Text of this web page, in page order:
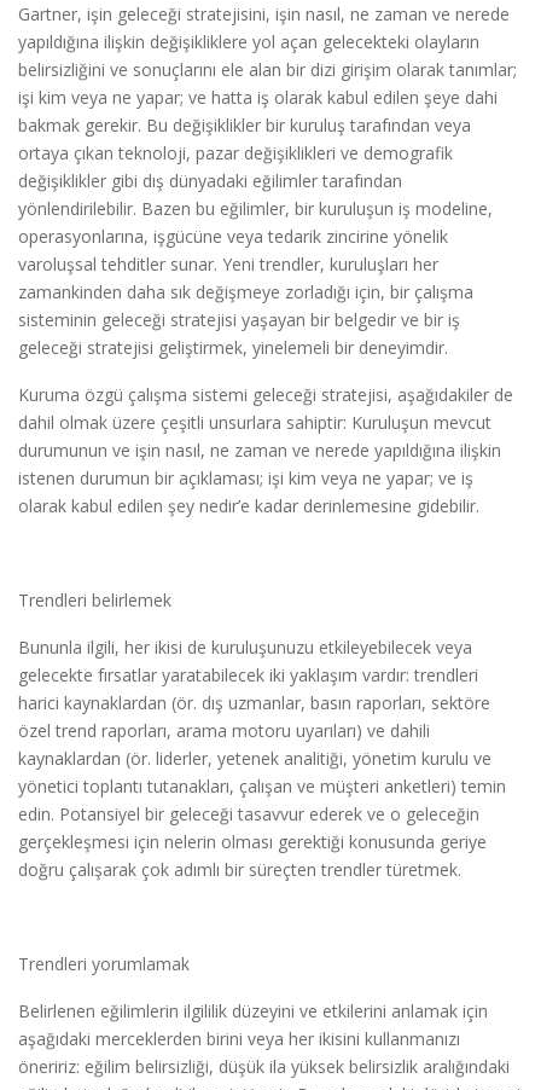
Gartner, işin geleceği stratejisini, işin nasıl, ne zaman ve nerede
yapıldığına ilişkin değişikliklere yol açan gelecekteki olayların
belirsizliğini ve sonuçlarını ele alan bir dizi girişim olarak tanımlar;
işi kim veya ne yapar; ve hatta iş olarak kabul edilen şeye dahi
bakmak gerekir. Bu değişiklikler bir kuruluş tarafından veya
ortaya çıkan teknoloji, pazar değişiklikleri ve demografik
değişiklikler gibi dış dünyadaki eğilimler tarafından
yönlendirilebilir. Bazen bu eğilimler, bir kuruluşun iş modeline,
operasyonlarına, işgücüne veya tedarik zincirine yönelik
varoluşsal tehditler sunar. Yeni trendler, kuruluşları her
zamankinden daha sık değişmeye zorladığı için, bir çalışma
sisteminin geleceği stratejisi yaşayan bir belgedir ve bir iş
geleceği stratejisi geliştirmek, yinelemeli bir deneyimdir.
Kuruma özgü çalışma sistemi geleceği stratejisi, aşağıdakiler de
dahil olmak üzere çeşitli unsurlara sahiptir: Kuruluşun mevcut
durumunun ve işin nasıl, ne zaman ve nerede yapıldığına ilişkin
istenen durumun bir açıklaması; işi kim veya ne yapar; ve iş
olarak kabul edilen şey nedir’e kadar derinlemesine gidebilir.
Trendleri belirlemek
Bununla ilgili, her ikisi de kuruluşunuzu etkileyebilecek veya
gelecekte fırsatlar yaratabilecek iki yaklaşım vardır: trendleri
harici kaynaklardan (ör. dış uzmanlar, basın raporları, sektöre
özel trend raporları, arama motoru uyarıları) ve dahili
kaynaklardan (ör. liderler, yetenek analitiği, yönetim kurulu ve
yönetici toplantı tutanakları, çalışan ve müşteri anketleri) temin
edin. Potansiyel bir geleceği tasavvur ederek ve o geleceğin
gerçekleşmesi için nelerin olması gerektiği konusunda geriye
doğru çalışarak çok adımlı bir süreçten trendler türetmek.
Trendleri yorumlamak
Belirlenen eğilimlerin ilgililik düzeyini ve etkilerini anlamak için
aşağıdaki merceklerden birini veya her ikisini kullanmanızı
öneririz: eğilim belirsizliği, düşük ila yüksek belirsizlik aralığındaki